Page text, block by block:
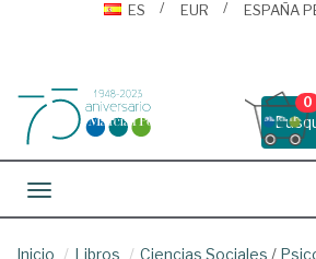
ES
EUR ESPAÑA
0
Toggle navigation
Inicio Libros Ciencias Sociales /